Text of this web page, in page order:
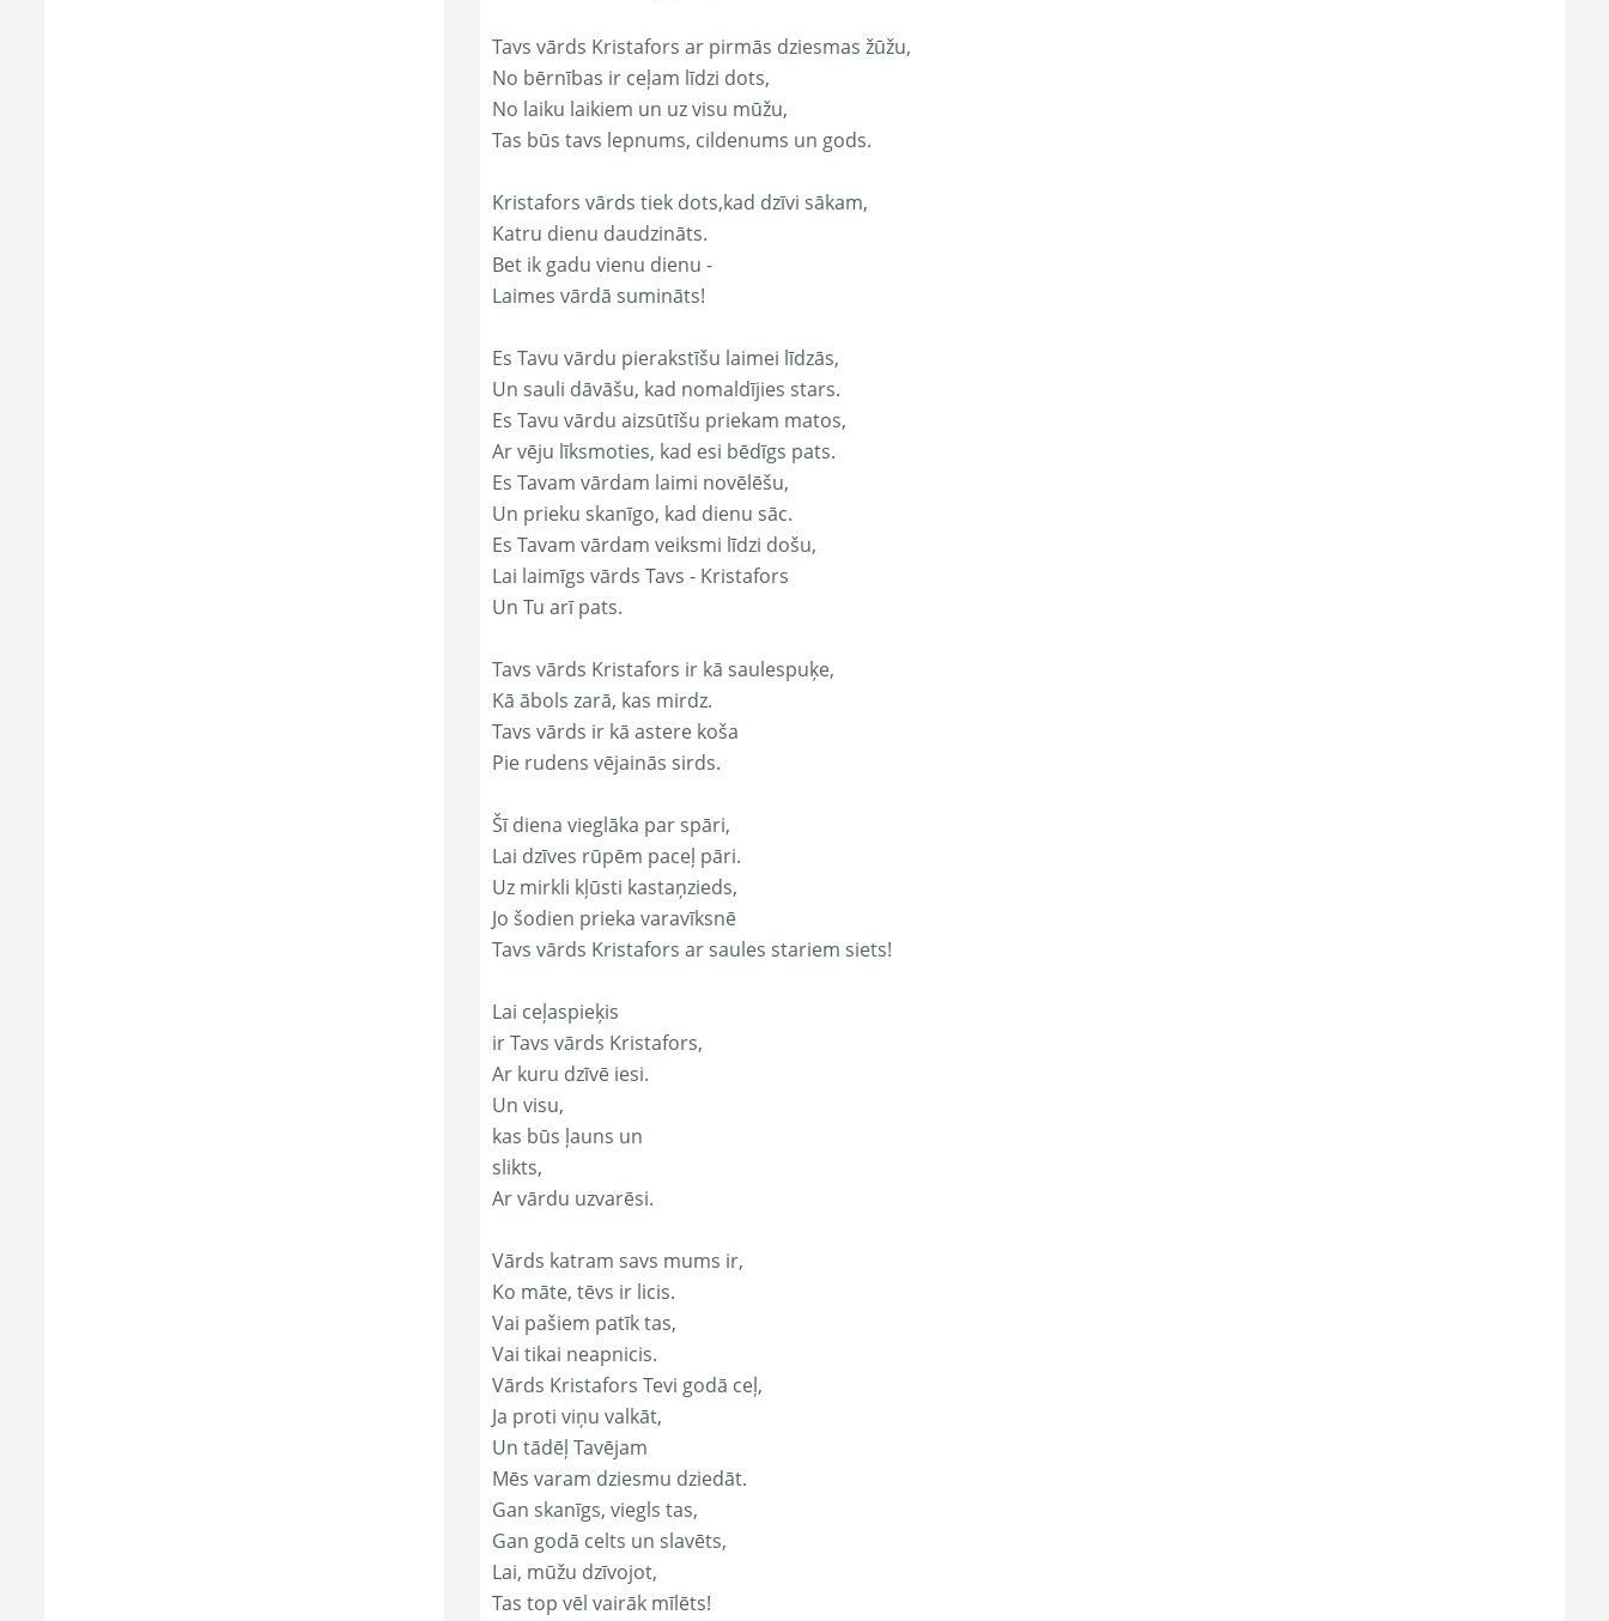
Tavs vārds Kristafors ar pirmās dziesmas žūžu,
No bērnības ir ceļam līdzi dots,
No laiku laikiem un uz visu mūžu,
Tas būs tavs lepnums, cildenums un gods.
Kristafors vārds tiek dots,kad dzīvi sākam,
Katru dienu daudzināts.
Bet ik gadu vienu dienu -
Laimes vārdā sumināts!
Es Tavu vārdu pierakstīšu laimei līdzās,
Un sauli dāvāšu, kad nomaldījies stars.
Es Tavu vārdu aizsūtīšu priekam matos,
Ar vēju līksmoties, kad esi bēdīgs pats.
Es Tavam vārdam laimi novēlēšu,
Un prieku skanīgo, kad dienu sāc.
Es Tavam vārdam veiksmi līdzi došu,
Lai laimīgs vārds Tavs - Kristafors
Un Tu arī pats.
Tavs vārds Kristafors ir kā saulespuķe,
Kā ābols zarā, kas mirdz.
Tavs vārds ir kā astere koša
Pie rudens vējainās sirds.
Šī diena vieglāka par spāri,
Lai dzīves rūpēm paceļ pāri.
Uz mirkli kļūsti kastaņzieds,
Jo šodien prieka varavīksnē
Tavs vārds Kristafors ar saules stariem siets!
Lai ceļaspieķis
ir Tavs vārds Kristafors,
Ar kuru dzīvē iesi.
Un visu,
kas būs ļauns un
slikts,
Ar vārdu uzvarēsi.
Vārds katram savs mums ir,
Ko māte, tēvs ir licis.
Vai pašiem patīk tas,
Vai tikai neapnicis.
Vārds Kristafors Tevi godā ceļ,
Ja proti viņu valkāt,
Un tādēļ Tavējam
Mēs varam dziesmu dziedāt.
Gan skanīgs, viegls tas,
Gan godā celts un slavēts,
Lai, mūžu dzīvojot,
Tas top vēl vairāk mīlēts!